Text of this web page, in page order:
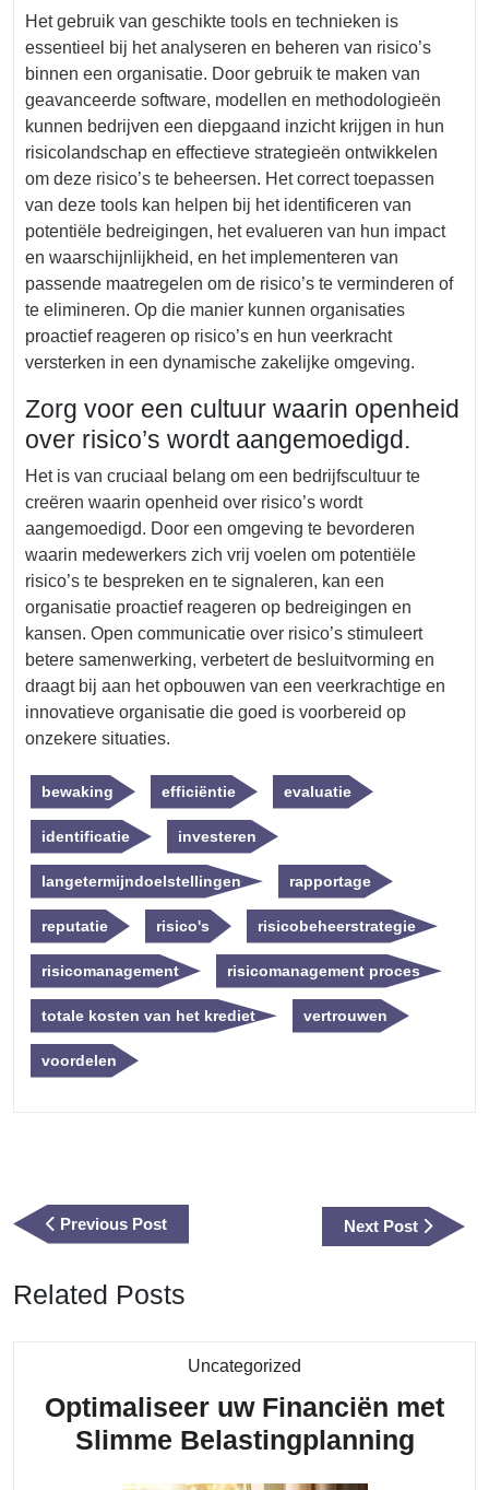
Het gebruik van geschikte tools en technieken is
essentieel bij het analyseren en beheren van risico’s
binnen een organisatie. Door gebruik te maken van
geavanceerde software, modellen en methodologieën
kunnen bedrijven een diepgaand inzicht krijgen in hun
risicolandschap en effectieve strategieën ontwikkelen
om deze risico’s te beheersen. Het correct toepassen
van deze tools kan helpen bij het identificeren van
potentiële bedreigingen, het evalueren van hun impact
en waarschijnlijkheid, en het implementeren van
passende maatregelen om de risico’s te verminderen of
te elimineren. Op die manier kunnen organisaties
proactief reageren op risico’s en hun veerkracht
versterken in een dynamische zakelijke omgeving.
Zorg voor een cultuur waarin openheid
over risico’s wordt aangemoedigd.
Het is van cruciaal belang om een bedrijfscultuur te
creëren waarin openheid over risico’s wordt
aangemoedigd. Door een omgeving te bevorderen
waarin medewerkers zich vrij voelen om potentiële
risico’s te bespreken en te signaleren, kan een
organisatie proactief reageren op bedreigingen en
kansen. Open communicatie over risico’s stimuleert
betere samenwerking, verbetert de besluitvorming en
draagt bij aan het opbouwen van een veerkrachtige en
innovatieve organisatie die goed is voorbereid op
onzekere situaties.
bewaking efficiëntie evaluatie
identificatie investeren
langetermijndoelstellingen rapportage
reputatie risico's risicobeheerstrategie
risicomanagement risicomanagement proces
totale kosten van het krediet vertrouwen
voordelen
Previous PostPrevious
Post
Next Post
Next
Post
Related Posts
Uncategorized
Optimaliseer uw Financiën met
Slimme Belastingplanning